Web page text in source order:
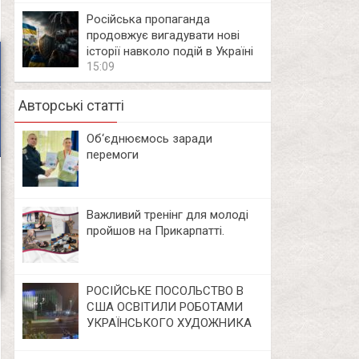
Російська пропаганда
продовжує вигадувати нові
історії навколо подій в Україні
15:09
Авторські статті
Об‘єднюємось заради
перемоги
Важливий тренінг для молоді
пройшов на Прикарпатті.
РОСІЙСЬКЕ ПОСОЛЬСТВО В
США ОСВІТИЛИ РОБОТАМИ
УКРАЇНСЬКОГО ХУДОЖНИКА